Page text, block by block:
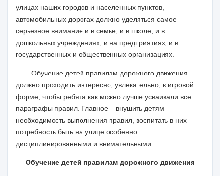
улицах наших городов и населенных пунктов,
автомобильных дорогах должно уделяться самое
серьезное внимание и в семье, и в школе, и в
дошкольных учреждениях, и на предприятиях, и в
государственных и общественных организациях.
Обучение детей правилам дорожного движения
должно проходить интересно, увлекательно, в игровой
форме, чтобы ребята как можно лучше усваивали все
параграфы правил. Главное – внушить детям
необходимость выполнения правил, воспитать в них
потребность быть на улице особенно
дисциплинированными и внимательными.
Обучение детей правилам дорожного движения